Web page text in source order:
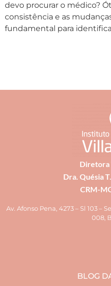
devo procurar o médico?
consistência e as
fundamental para
Diretora
Dra. Quésia
CRM-
Av. Afonso Pena, 4273 – Sl 103 –
008,
BLOG